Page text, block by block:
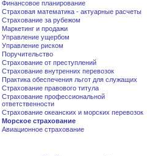
Финансовое планирование
Страховая математика - актуарные расчеты
Страхование за рубежом
Маркетинг и продажи
Управление ущербом
Управление риском
Поручительство
Страхование от преступлений
Страхование внутренних перевозок
Практика обеспечения льгот для служащих
Страхование правового титула
Страхование профессиональной
ответственности
Страхование океанских и морских перевозок
Морское страхование
Авиационное страхование